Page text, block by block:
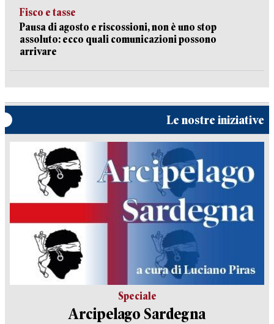
Fisco e tasse
Pausa di agosto e riscossioni, non è uno stop
assoluto: ecco quali comunicazioni possono
arrivare
Le nostre iniziative
Speciale
Arcipelago Sardegna